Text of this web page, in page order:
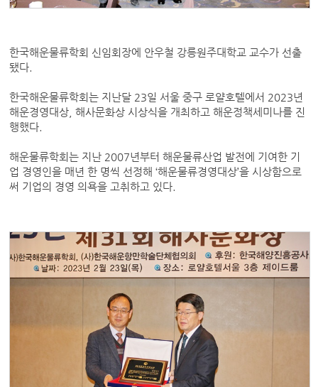
한국해운물류학회 신임회장에 안우철 강릉원주대학교 교수가 선출
됐다.
한국해운물류학회는 지난달 23일 서울 중구 로얄호텔에서 2023년
해운경영대상, 해사문화상 시상식을 개최하고 해운정책세미나를 진
행했다.
해운물류학회는 지난 2007년부터 해운물류산업 발전에 기여한 기
업 경영인을 매년 한 명씩 선정해 ‘해운물류경영대상’을 시상함으로
써 기업의 경영 의욕을 고취하고 있다.